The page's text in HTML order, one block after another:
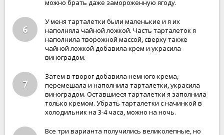
можно брать даже замороженную ягоду.
6
У меня тарталетки были маленькие и я их
наполняла чайной ложкой. Часть тарталеток я
наполнила творожной массой, сверху также
чайной ложкой добавила крем и украсила
виноградом.
7
Затем в творог добавила немного крема,
перемешала и наполнила тарталетки, украсила
виноградом. Оставшиеся тарталетки я заполнила
только кремом. Убрать тарталетки с начинкой в
холодильник на 3-4 часа, можно на ночь.
Все три варианта получились великолепные, но